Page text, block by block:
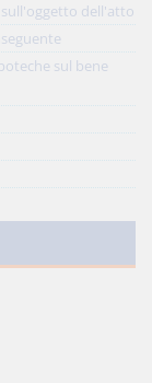
dell'atto
sul bene